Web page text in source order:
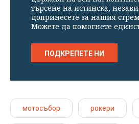
търсене на истинска,
допринесете за нашия
Можете да помогнете
ПОДКРЕПЕТЕ НИ
мотосъбор рокери